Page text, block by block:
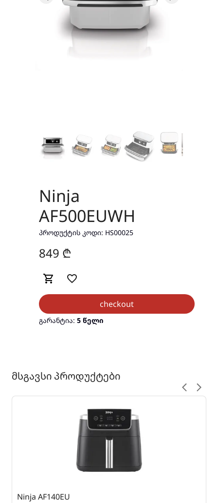
Ninja
AF500EUWH
ᲞᲠᲝᲓᲣᲥᲢᲘᲡ ᲙᲝᲓᲘ: HS00025
849 ₾
checkout
გარანტია: 5 წელი
მსგავსი პროდუქტები
Ninja AF140EU